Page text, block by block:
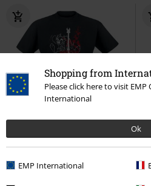
Shopping from
Please click here to visit
International
Ok
EMP International
Adviesprijs€ 24,99
€ 19,99
Taz - Monster Rock
€